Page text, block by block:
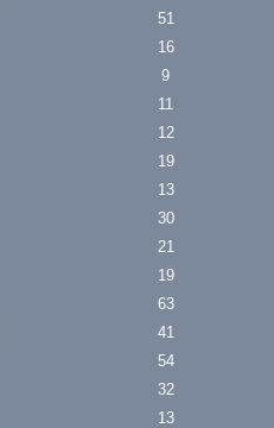
51
16
9
11
12
19
13
30
21
19
63
41
54
32
13